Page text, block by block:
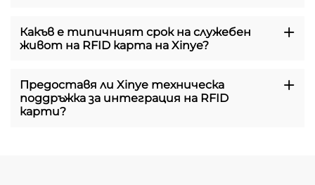
Какъв е типичният срок на служебен
живот на RFID карта на Xinye?
Предоставя ли Xinye техническа
поддръжка за интеграция на RFID
карти?